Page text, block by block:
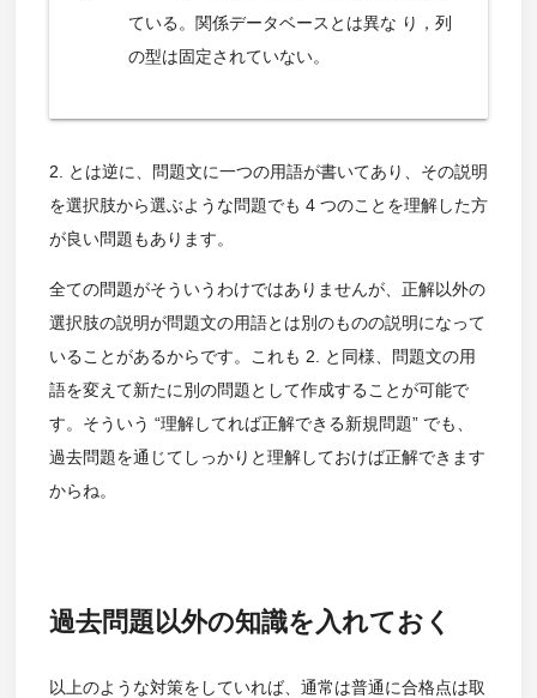
ている。関係データベースとは異な り，列
の型は固定されていない。
2. とは逆に、問題文に一つの用語が書いてあり、その説明
を選択肢から選ぶような問題でも 4 つのことを理解した方
が良い問題もあります。
全ての問題がそういうわけではありませんが、正解以外の
選択肢の説明が問題文の用語とは別のものの説明になって
いることがあるからです。これも 2. と同様、問題文の用
語を変えて新たに別の問題として作成することが可能で
す。そういう “理解してれば正解できる新規問題” でも、
過去問題を通じてしっかりと理解しておけば正解できます
からね。
過去問題以外の知識を入れておく
以上のような対策をしていれば、通常は普通に合格点は取